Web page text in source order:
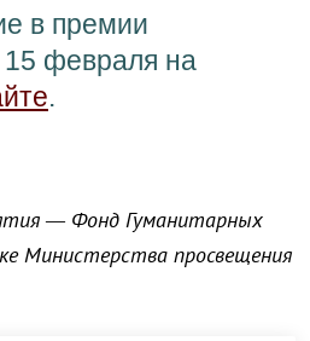
в премии
февраля на
.
— Фонд Гуманитарных
Министерства просвещения